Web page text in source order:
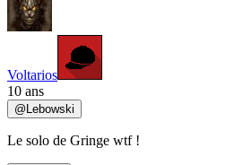
Voltarios
10 ans
@ Lebowski
Le solo de Gringe wtf !